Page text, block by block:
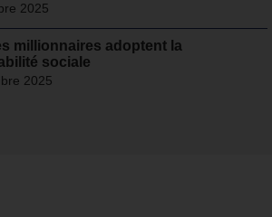
2025
millionnaires adoptent la
sociale
2025